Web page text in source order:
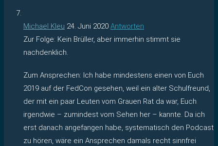
Michael Kleu 24. Juni 2020 Antworten
Zur Folge: Kein Brüller, aber immerhin stimmt sie
nachdenklich.
Zum Ansprechen: Ich habe mindestens einen von Euch
2019 auf der FedCon gesehen, weil ein alter Schulfreund,
der mit ein paar Leuten vom Grauen Rat da war, Euch
irgendwie – zumindest vom Sehen her – kannte. Da ich
erst danach angefangen habe, systematisch den Podcast
zu hören, wäre ein Ansprechen damals recht sinnfrei